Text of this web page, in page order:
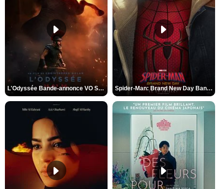
L'Odyssée Bande-annonce VO STFR Spider-Man: Brand New Day Bande-annonce VO STFR